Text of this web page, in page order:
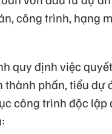
công trình, hạng
quy định việc
thành phần, tiểu dự
công trình độc lập